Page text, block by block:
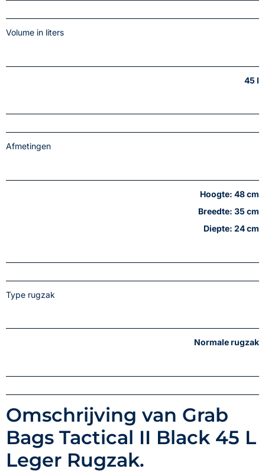
Volume in liters
45 l
Afmetingen
Hoogte: 48 cm
Breedte: 35 cm
Diepte: 24 cm
Type rugzak
Normale rugzak
Omschrijving van Grab
Bags Tactical II Black 45 L
Leger Rugzak.